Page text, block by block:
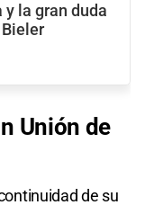
y la gran duda
Bieler
Unión de
de su